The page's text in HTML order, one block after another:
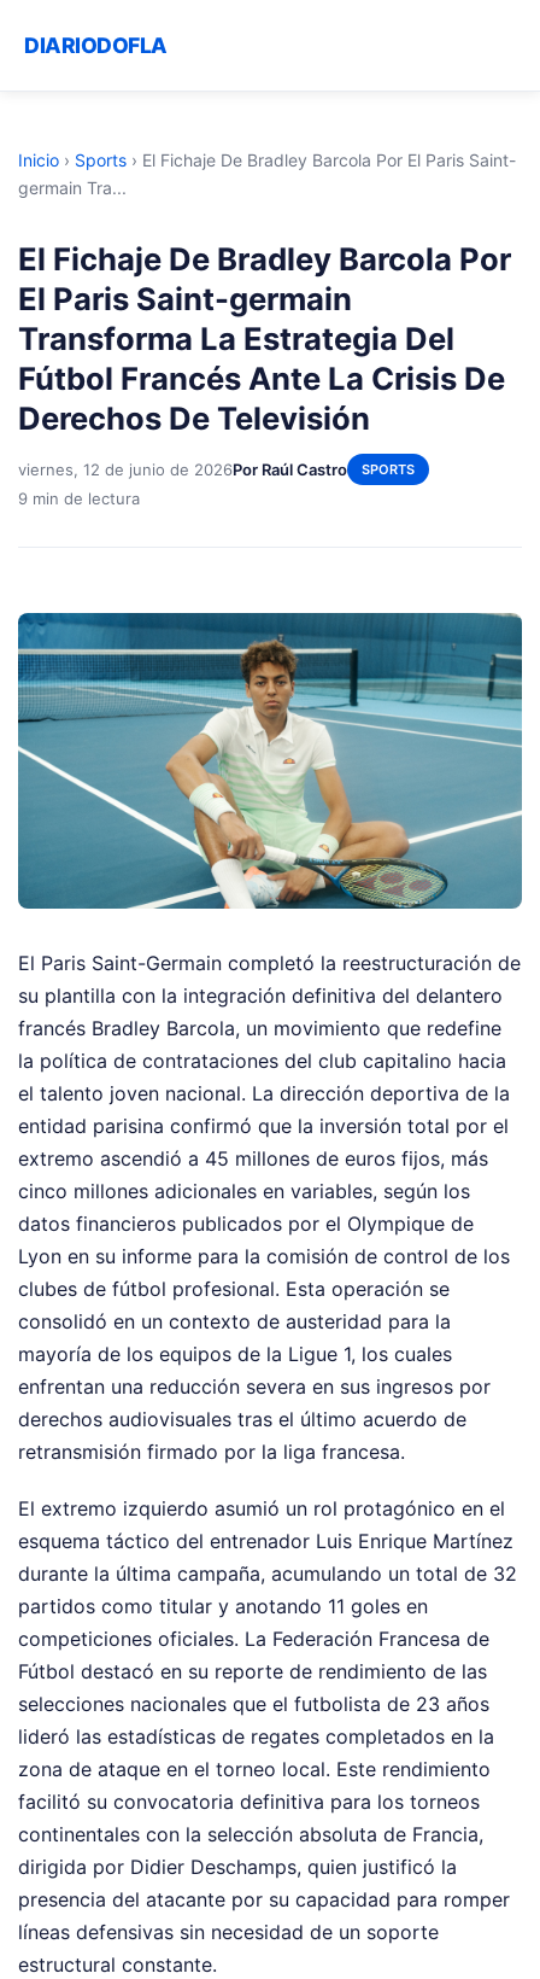
DIARIODOFLA
Inicio › Sports › El Fichaje De Bradley Barcola Por El Paris Saint-
germain Tra...
El Fichaje De Bradley Barcola Por
El Paris Saint-germain
Transforma La Estrategia Del
Fútbol Francés Ante La Crisis De
Derechos De Televisión
viernes, 12 de junio de 2026Por Raúl Castro SPORTS
9 min de lectura
El Paris Saint-Germain completó la reestructuración de
su plantilla con la integración definitiva del delantero
francés Bradley Barcola, un movimiento que redefine
la política de contrataciones del club capitalino hacia
el talento joven nacional. La dirección deportiva de la
entidad parisina confirmó que la inversión total por el
extremo ascendió a 45 millones de euros fijos, más
cinco millones adicionales en variables, según los
datos financieros publicados por el Olympique de
Lyon en su informe para la comisión de control de los
clubes de fútbol profesional. Esta operación se
consolidó en un contexto de austeridad para la
mayoría de los equipos de la Ligue 1, los cuales
enfrentan una reducción severa en sus ingresos por
derechos audiovisuales tras el último acuerdo de
retransmisión firmado por la liga francesa.
El extremo izquierdo asumió un rol protagónico en el
esquema táctico del entrenador Luis Enrique Martínez
durante la última campaña, acumulando un total de 32
partidos como titular y anotando 11 goles en
competiciones oficiales. La Federación Francesa de
Fútbol destacó en su reporte de rendimiento de las
selecciones nacionales que el futbolista de 23 años
lideró las estadísticas de regates completados en la
zona de ataque en el torneo local. Este rendimiento
facilitó su convocatoria definitiva para los torneos
continentales con la selección absoluta de Francia,
dirigida por Didier Deschamps, quien justificó la
presencia del atacante por su capacidad para romper
líneas defensivas sin necesidad de un soporte
estructural constante.